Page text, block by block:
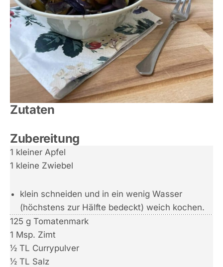
Zutaten
Zubereitung
1 kleiner Apfel
1 kleine Zwiebel
klein schneiden und in ein wenig Wasser
(höchstens zur Hälfte bedeckt) weich kochen.
125 g Tomatenmark
1 Msp. Zimt
½ TL Currypulver
½ TL Salz